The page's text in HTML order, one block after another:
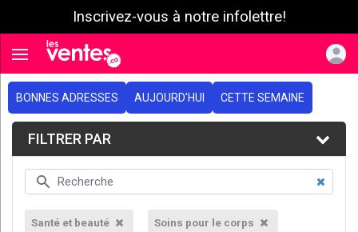
Inscrivez-vous à notre infolettre!
Toggle navigation
BONNES ADRESSES AUJOURD'HUI CETTE SEMAINE
FILTRER PAR
Santé et beauté Soins pour le corps